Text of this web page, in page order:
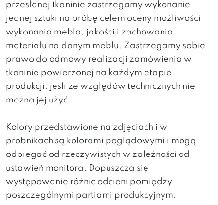
przesłanej tkaninie zastrzegamy wykonanie
jednej sztuki na próbę celem oceny możliwości
wykonania mebla, jakości i zachowania
materiału na danym meblu. Zastrzegamy sobie
prawo do odmowy realizacji zamówienia w
tkaninie powierzonej na każdym etapie
produkcji, jesli ze względów technicznych nie
można jej użyć.
Kolory przedstawione na zdjęciach i w
próbnikach są kolorami poglądowymi i mogą
odbiegać od rzeczywistych w zależności od
ustawień monitora. Dopuszcza się
występowanie różnic odcieni pomiędzy
poszczególnymi partiami produkcyjnym.